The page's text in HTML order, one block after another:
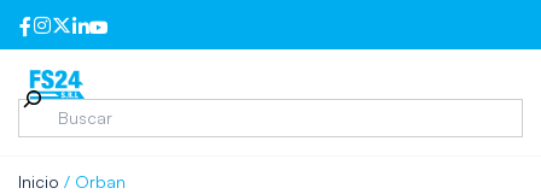
Inicio / Orban